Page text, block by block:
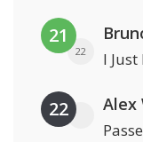
21
22 I
22 Alex